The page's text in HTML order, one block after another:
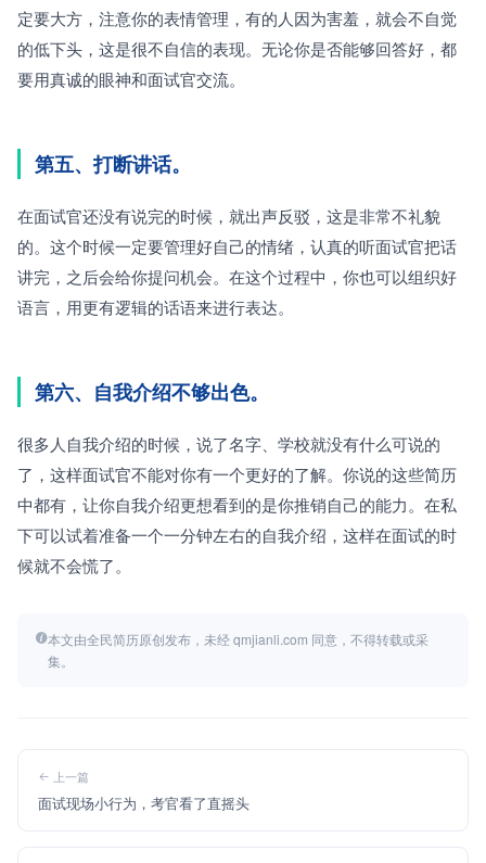
定要大方，注意你的表情管理，有的人因为害羞，就会不自觉
的低下头，这是很不自信的表现。无论你是否能够回答好，都
要用真诚的眼神和面试官交流。
第五、打断讲话。
在面试官还没有说完的时候，就出声反驳，这是非常不礼貌
的。这个时候一定要管理好自己的情绪，认真的听面试官把话
讲完，之后会给你提问机会。在这个过程中，你也可以组织好
语言，用更有逻辑的话语来进行表达。
第六、自我介绍不够出色。
很多人自我介绍的时候，说了名字、学校就没有什么可说的
了，这样面试官不能对你有一个更好的了解。你说的这些简历
中都有，让你自我介绍更想看到的是你推销自己的能力。在私
下可以试着准备一个一分钟左右的自我介绍，这样在面试的时
候就不会慌了。
本文由全民简历原创发布，未经 qmjianli.com 同意，不得转载或采
集。
上一篇
面试现场小行为，考官看了直摇头